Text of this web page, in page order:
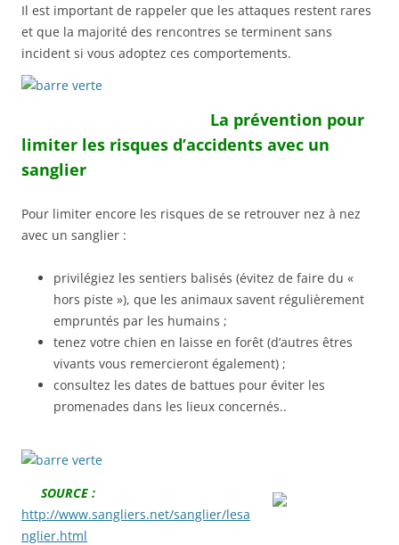
Il est important de rappeler que les attaques restent rares
et que la majorité des rencontres se terminent sans
incident si vous adoptez ces comportements.
La prévention pour
limiter les risques d’accidents avec un
sanglier
Pour limiter encore les risques de se retrouver nez à nez
avec un sanglier :
privilégiez les sentiers balisés (évitez de faire du «
hors piste »), que les animaux savent régulièrement
empruntés par les humains ;
tenez votre chien en laisse en forêt (d’autres êtres
vivants vous remercieront également) ;
consultez les dates de battues pour éviter les
promenades dans les lieux concernés..
SOURCE :
http://www.sangliers.net/sanglier/lesa
nglier.html